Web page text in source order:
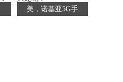
美，诺基亚5G手